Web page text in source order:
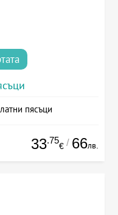
пясъци
33.75
€ / 66лв.